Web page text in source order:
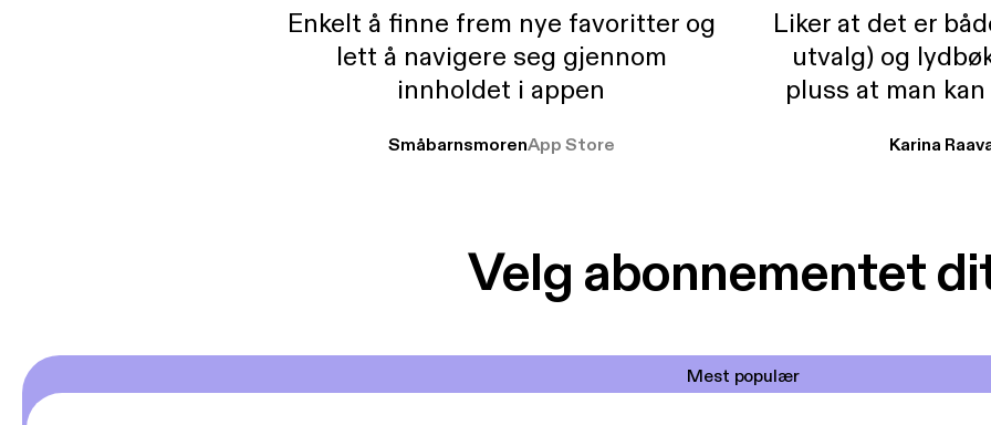
Enkelt å finne frem nye favoritter og
lett å navigere seg gjennom
innholdet i appen
SmåbarnsmorenApp Store
Liker at det er
utvalg) og
pluss at man
Karina
Velg abonnementet
Mest populær